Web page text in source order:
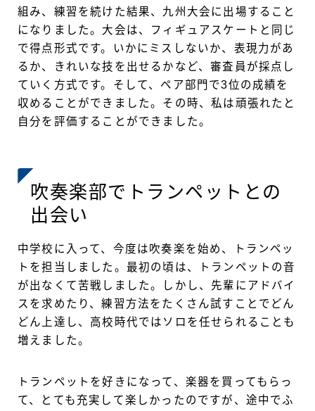
組み、練習を続けた結果、九州大会に出場すること
になりました。大会は、フィギュアスケートと同じ
で得点形式です。いかにミスしないか、表現力があ
るか、きれいな技を出せるかなど、審査員が採点し
ていく方式です。そして、ペア部門で3位の成績を
収めることができました。その時、私は頑張れたと
自分を評価することができました。
吹奏楽部でトランペットとの
出会い
中学校に入って、今度は吹奏楽を始め、トランペッ
トを担当しました。最初の頃は、トランペットの音
が出なくて苦戦しました。しかし、先輩にアドバイ
スを求めたり、練習方法をたくさん試すことでどん
どん上達し、高校時代ではソロを任せられることも
増えました。
トランペットを好きになって、楽器を買ってもらっ
て、とても充実して楽しかったのですが、途中でふ